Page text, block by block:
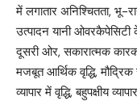
में लगातार अनिश्चितता, भू-
उत्पादन यानी
दूसरी ओर, सकारात्मक कारक
मजबूत आर्थिक वृद्धि,
व्यापार में वृद्धि, बहुपक्षीय